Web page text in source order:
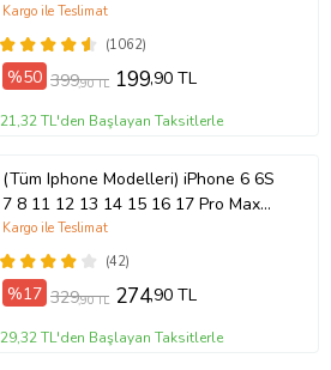
(1062)
Kargo ile Teslimat
%50 399,90 TL 199,90 TL
21,32 TL'den Başlayan Taksitlerle
(Tüm Iphone Modelleri) iPhone 6 6S
7 8 11 12 13 14 15 16 17 Pro Max
Plus Mini Kişiye Özel Resimli
Fotoğraflı Kılıf(42)
Kargo ile Teslimat
%17 329,90 TL 274,90 TL
29,32 TL'den Başlayan Taksitlerle